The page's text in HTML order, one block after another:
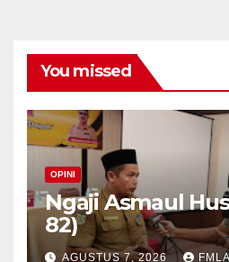
You missed
OPINI
Ngaji Asmaul
82)
AGUSTUS 7, 2026 FMLA